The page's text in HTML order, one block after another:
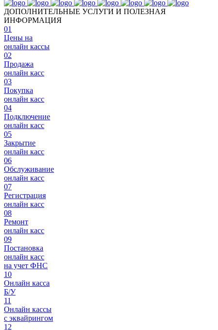
ДОПОЛНИТЕЛЬНЫЕ УСЛУГИ И ПОЛЕЗНАЯ
ИНФОРМАЦИЯ
01
Цены на
онлайн кассы
02
Продажа
онлайн касс
03
Покупка
онлайн касс
04
Подключение
онлайн касс
05
Закрытие
онлайн касс
06
Обслуживание
онлайн касс
07
Регистрация
онлайн касс
08
Ремонт
онлайн касс
09
Постановка
онлайн касс
на учет ФНС
10
Онлайн касса
Б/У
11
Онлайн кассы
с эквайрингом
12